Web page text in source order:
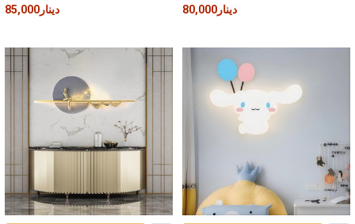
85,000دينار 80,000دينار